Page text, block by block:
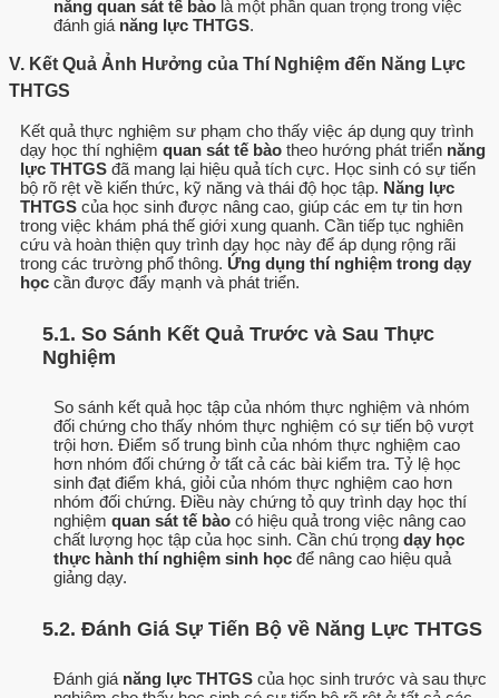
năng quan sát tế bào là một phần quan trọng trong việc
đánh giá năng lực THTGS.
V. Kết Quả Ảnh Hưởng của Thí Nghiệm đến Năng Lực
THTGS
Kết quả thực nghiệm sư phạm cho thấy việc áp dụng quy trình
dạy học thí nghiệm quan sát tế bào theo hướng phát triển năng
lực THTGS đã mang lại hiệu quả tích cực. Học sinh có sự tiến
bộ rõ rệt về kiến thức, kỹ năng và thái độ học tập. Năng lực
THTGS của học sinh được nâng cao, giúp các em tự tin hơn
trong việc khám phá thế giới xung quanh. Cần tiếp tục nghiên
cứu và hoàn thiện quy trình dạy học này để áp dụng rộng rãi
trong các trường phổ thông. Ứng dụng thí nghiệm trong dạy
học cần được đẩy mạnh và phát triển.
5.1. So Sánh Kết Quả Trước và Sau Thực
Nghiệm
So sánh kết quả học tập của nhóm thực nghiệm và nhóm
đối chứng cho thấy nhóm thực nghiệm có sự tiến bộ vượt
trội hơn. Điểm số trung bình của nhóm thực nghiệm cao
hơn nhóm đối chứng ở tất cả các bài kiểm tra. Tỷ lệ học
sinh đạt điểm khá, giỏi của nhóm thực nghiệm cao hơn
nhóm đối chứng. Điều này chứng tỏ quy trình dạy học thí
nghiệm quan sát tế bào có hiệu quả trong việc nâng cao
chất lượng học tập của học sinh. Cần chú trọng dạy học
thực hành thí nghiệm sinh học để nâng cao hiệu quả
giảng dạy.
5.2. Đánh Giá Sự Tiến Bộ về Năng Lực THTGS
Đánh giá năng lực THTGS của học sinh trước và sau thực